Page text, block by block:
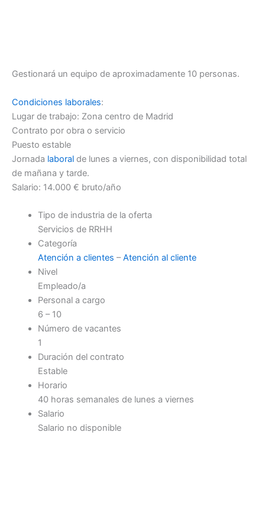
Gestionará un equipo de aproximadamente 10 personas.
Condiciones laborales:
Lugar de trabajo: Zona centro de Madrid
Contrato por obra o servicio
Puesto estable
Jornada laboral de lunes a viernes, con disponibilidad total
de mañana y tarde.
Salario: 14.000 € bruto/año
Tipo de industria de la oferta
Servicios de RRHH
Categoría
Atención a clientes –Atención al cliente
Nivel
Empleado/a
Personal a cargo
6 – 10
Número de vacantes
1
Duración del contrato
Estable
Horario
40 horas semanales de lunes a viernes
Salario
Salario no disponible